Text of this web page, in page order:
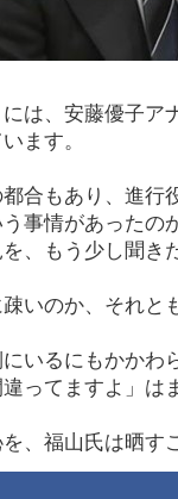
は、安藤優子ア
ます。
合もあり、進行
事情があった
、もう少し聞き
いのか、それ
いるにもかかわ
ってますよ」は
、福山氏は晒す